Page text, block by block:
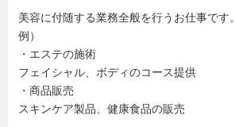
美容に付随する業務全般を行うお仕事です。
例）
・エステの施術
フェイシャル、ボディのコース提供
・商品販売
スキンケア製品、健康食品の販売